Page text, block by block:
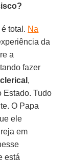
total. Na
da
a
fazer
,
Estado. Tudo
O Papa
ele
em
está